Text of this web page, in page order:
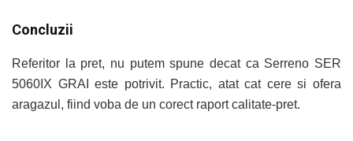
Concluzii
Referitor la pret, nu putem spune decat ca Serreno SER
5060IX GRAI este potrivit. Practic, atat cat cere si ofera
aragazul, fiind voba de un corect raport calitate-pret.